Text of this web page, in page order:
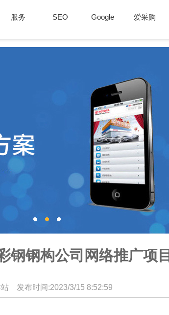
服务 SEO Google 爱采购
钢钢构公司网络推广项目
站 发布时间:2023/3/15 8:52:59